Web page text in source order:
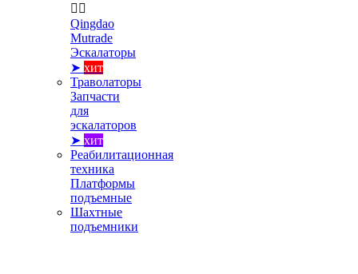
 
Qingdao
Mutrade
Эскалаторы
➤ хит
Траволаторы
Запчасти
для
эскалаторов
➤ хит
Реабилитационная
техника
Платформы
подъемные
Шахтные
подъемники